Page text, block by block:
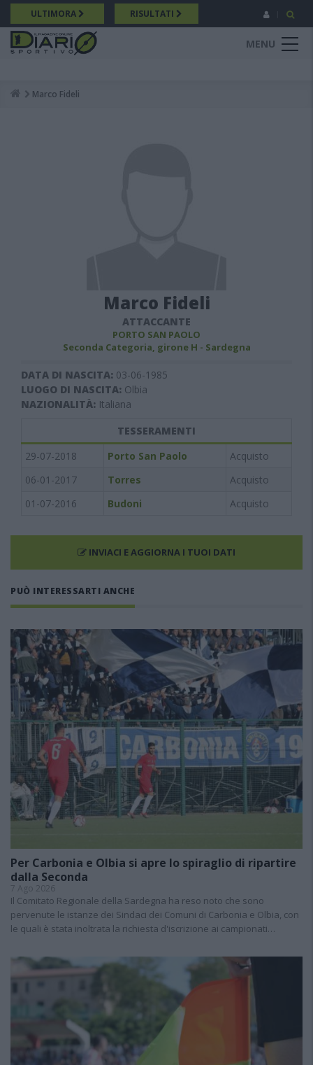
Salta
al
contenuto
principale
ULTIMORA RISULTATI
MENU
Breadcrumb
Marco Fideli
Marco Fideli
ATTACCANTE
PORTO SAN PAOLO
Seconda Categoria, girone H - Sardegna
DATA DI NASCITA: 03-06-1985
LUOGO DI NASCITA: Olbia
NAZIONALITÀ: Italiana
TESSERAMENTI
29-07-2018
Porto San Paolo
Acquisto
06-01-2017
Torres
Acquisto
01-07-2016
Budoni Acquisto
INVIACI E AGGIORNA I TUOI DATI
PUÒ INTERESSARTI ANCHE
Per Carbonia e Olbia si apre lo spiraglio di ripartire
dalla Seconda
7 Ago 2026
Il Comitato Regionale della Sardegna ha reso noto che sono
pervenute le istanze dei Sindaci dei Comuni di Carbonia e Olbia, con
le quali è stata inoltrata la richiesta d'iscrizione ai campionati…